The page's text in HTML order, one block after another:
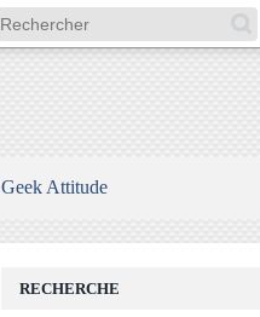
Geek Attitude
RECHERCHE